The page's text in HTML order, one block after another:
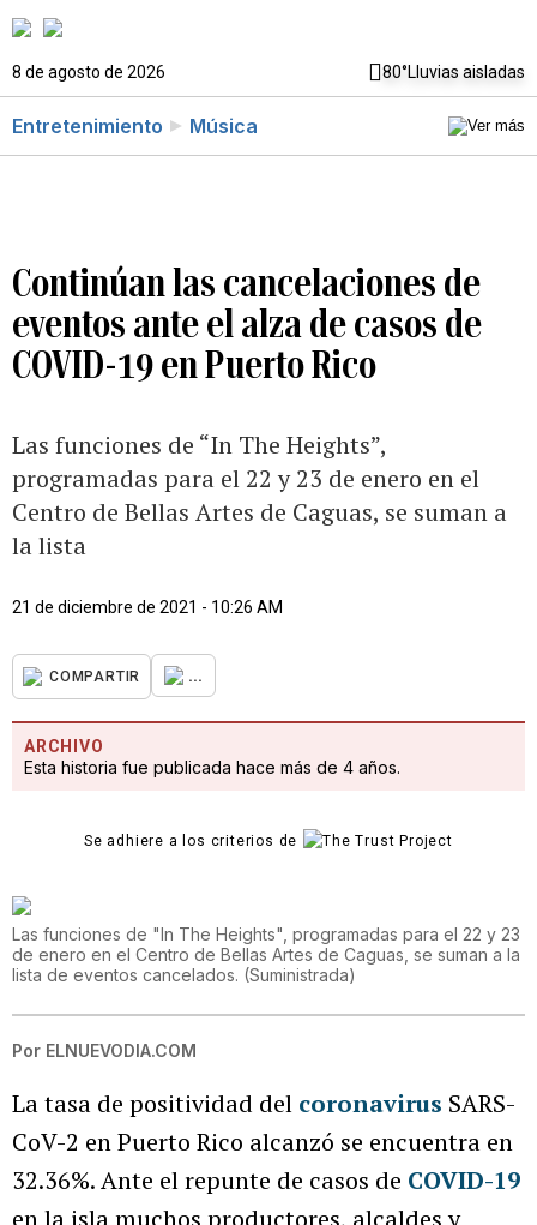
8 de agosto de 2026 80°Lluvias aisladas
Entretenimiento Música
Continúan las cancelaciones de
eventos ante el alza de casos de
COVID-19 en Puerto Rico
Las funciones de “In The Heights”,
programadas para el 22 y 23 de enero en el
Centro de Bellas Artes de Caguas, se suman a
la lista
21 de diciembre de 2021 - 10:26 AM
COMPARTIR ...
ARCHIVO
Esta historia fue publicada hace más de 4 años.
Se adhiere a los criterios de
Las funciones de "In The Heights", programadas para el 22 y 23
de enero en el Centro de Bellas Artes de Caguas, se suman a la
lista de eventos cancelados. (Suministrada)
Por ELNUEVODIA.COM
La tasa de positividad del coronavirus SARS-
CoV-2 en Puerto Rico alcanzó se encuentra en
32.36%. Ante el repunte de casos de COVID-19